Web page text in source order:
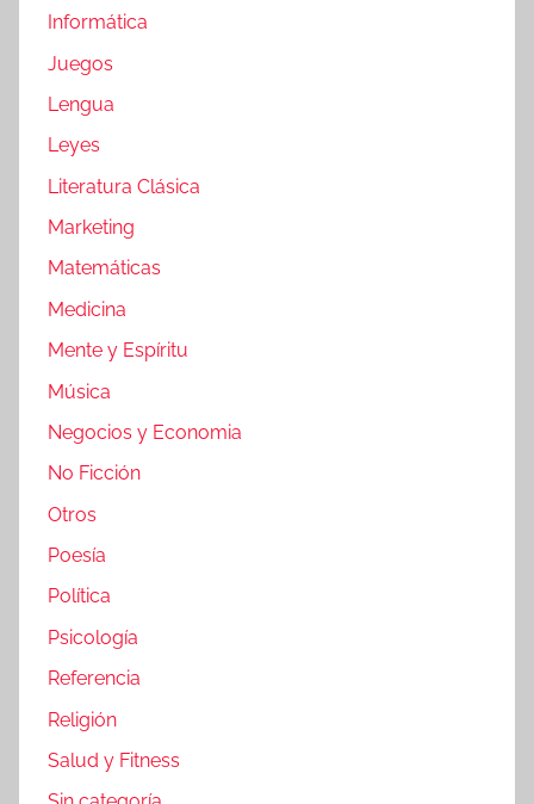
Informática
Juegos
Lengua
Leyes
Literatura Clásica
Marketing
Matemáticas
Medicina
Mente y Espíritu
Música
Negocios y Economia
No Ficción
Otros
Poesía
Política
Psicología
Referencia
Religión
Salud y Fitness